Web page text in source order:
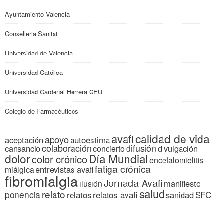
Ayuntamiento Valencia
Conselleria Sanitat
Universidad de Valencia
Universidad Católica
Universidad Cardenal Herrera CEU
Colegio de Farmacéuticos
aceptaciónapoyoautoestimaavaficalidad de vida
cansanciocolaboraciónconciertodifusióndivulgación
dolordolor crónicoDía Mundialencefalomielitis
miálgicaentrevistas avafifatiga crónica
fibromialgiailusiónJornada Avafi manifiesto
ponenciarelato relatos relatos avafisaludsanidadSFC